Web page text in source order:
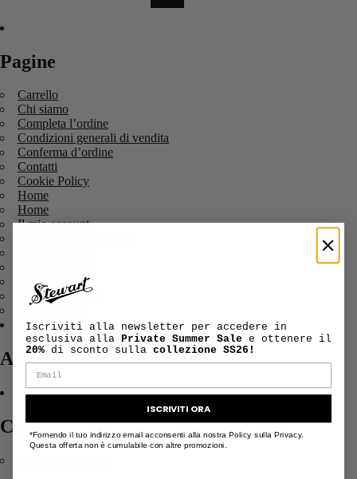
Pagine
Carrello
Chi siamo
Completa l’ordine
Condizioni generali di vendita
Conferma d’ordine
Contatti
Cookie Policy
Home
Home
Il mio account
Shop
Spedizione e resi
Archivi
Categorie
Iscriviti alla newsletter per accedere in
esclusiva alla Private Summer Sale e ottenere il
20% di sconto sulla collezione SS26!
ISCRIVITI ORA
*Fornendo il tuo indirizzo email acconsenti alla nostra Policy sulla Privacy.
Questa offerta non è cumulabile con altre promozioni.